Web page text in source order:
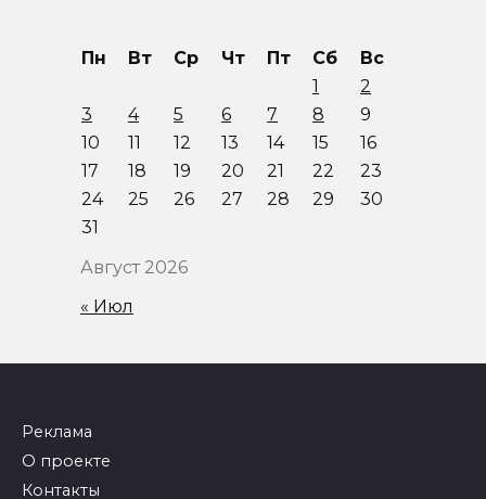
Август 2026
Пн Вт Ср Чт Пт Сб
Вс
1
2
3
4 5 6 7 8
9
10
11 12 13 14 15
16
17
18 19 20 21 22
23
24
25 26 27 28 29
30
31
« Июл
Реклама
О проекте
Контакты